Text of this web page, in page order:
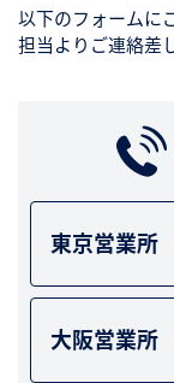
以下のフォームに
担当よりご連絡差
東京営業所
大阪営業所